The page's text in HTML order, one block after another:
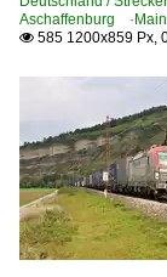
Aschaffenburg
 585 1200x859 Px,